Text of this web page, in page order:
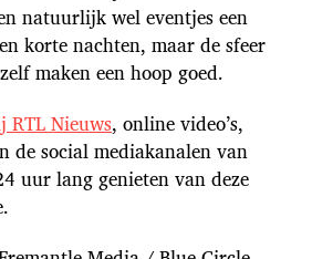
natuurlijk wel eventjes een
korte nachten, maar de sfeer
maken een hoop goed.
RTL Nieuws, online video’s,
de social mediakanalen van
uur lang genieten van deze